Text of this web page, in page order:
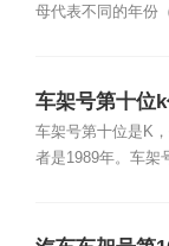
母代表不同的年份
车架号第十位
车架号第十位是K
者是1989年。车架